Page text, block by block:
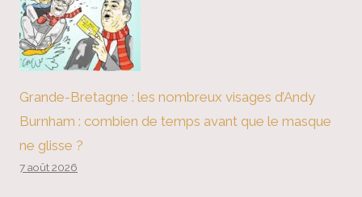
Grande-Bretagne : les nombreux visages d’Andy
Burnham : combien de temps avant que le masque
ne glisse ?
7 août 2026